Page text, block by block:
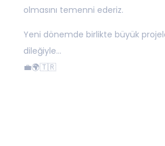
olmasını temenni ederiz.
Yeni dönemde birlikte büyük
dileğiyle…
💼🌍🇹🇷